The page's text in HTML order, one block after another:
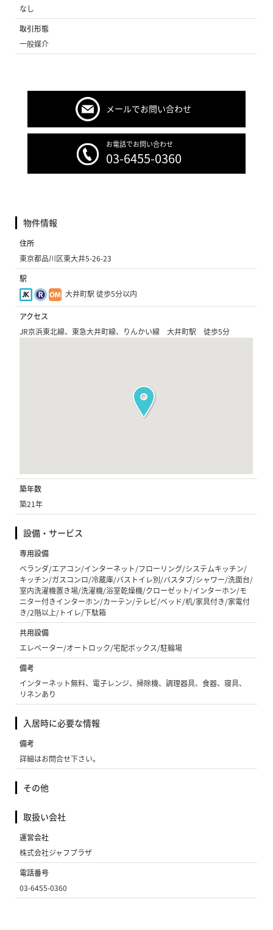
なし
取引形態
一般媒介
メールでお問い合わせ
お電話でお問い合わせ
03-6455-0360
物件情報
住所
東京都品川区東大井5-26-23
駅
大井町駅 徒歩5分以内
アクセス
JR京浜東北線、東急大井町線、りんかい線 大井町駅 徒歩5分
築年数
築21年
設備・サービス
専用設備
ベランダ/エアコン/インターネット/フローリング/システムキッチン/
キッチン/ガスコンロ/冷蔵庫/バストイレ別/バスタブ/シャワー/洗面台/
室内洗濯機置き場/洗濯機/浴室乾燥機/クローゼット/インターホン/モ
ニター付きインターホン/カーテン/テレビ/ベッド/机/家具付き/家電付
き/2階以上/トイレ/下駄箱
共用設備
エレベーター/オートロック/宅配ボックス/駐輪場
備考
インターネット無料、電子レンジ、掃除機、調理器具、食器、寝具、
リネンあり
入居時に必要な情報
備考
詳細はお問合せ下さい。
その他
取扱い会社
運営会社
株式会社ジャフプラザ
電話番号
03-6455-0360